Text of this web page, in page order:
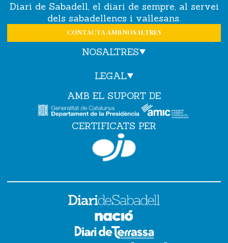
Diari de Sabadell, el diari de sempre, al servei
dels sabadellencs i vallesans.
CONTACTA AMB NOSALTRES
NOSALTRES
LEGAL
AMB EL SUPORT DE
CERTIFICATS PER